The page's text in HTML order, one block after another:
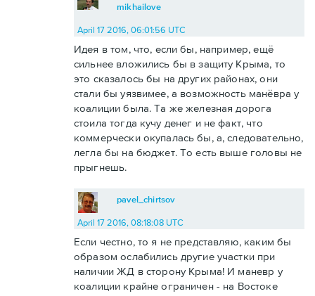
mikhailove
April 17 2016, 06:01:56 UTC
Идея в том, что, если бы, например, ещё
сильнее вложились бы в защиту Крыма, то
это сказалось бы на других районах, они
стали бы уязвимее, а возможность манёвра у
коалиции была. Та же железная дорога
стоила тогда кучу денег и не факт, что
коммерчески окупалась бы, а, следовательно,
легла бы на бюджет. То есть выше головы не
прыгнешь.
pavel_chirtsov
April 17 2016, 08:18:08 UTC
Если честно, то я не представляю, каким бы
образом ослабились другие участки при
наличии ЖД в сторону Крыма! И маневр у
коалиции крайне ограничен - на Востоке